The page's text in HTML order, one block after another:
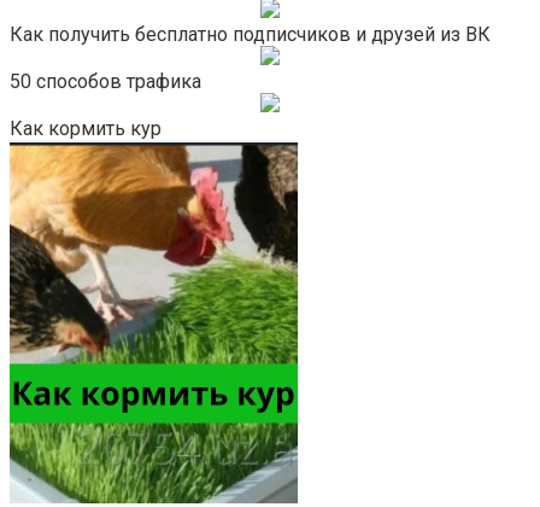
Как получить бесплатно подписчиков и друзей из ВК
50 способов трафика
Как кормить кур